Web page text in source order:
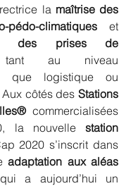
la maîtrise des
pédo-climatiques et
des prises de
au niveau
que logistique ou
côtés des Stations
commercialisées
la nouvelle station
2020 s’inscrit dans
adaptation aux aléas
a aujourd’hui un